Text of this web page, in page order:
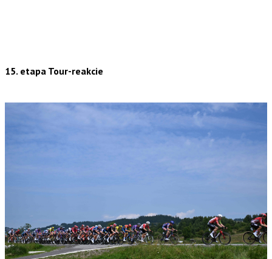
15. etapa Tour-reakcie